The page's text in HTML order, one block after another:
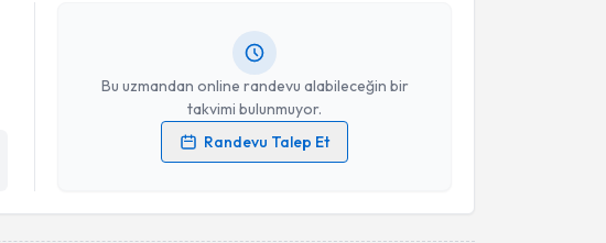
Bu uzmandan online randevu alabileceğin bir
takvimi bulunmuyor.
Randevu Talep Et
Kişisel verilerimin işlenmesine ilişkinAydınlatma Metni